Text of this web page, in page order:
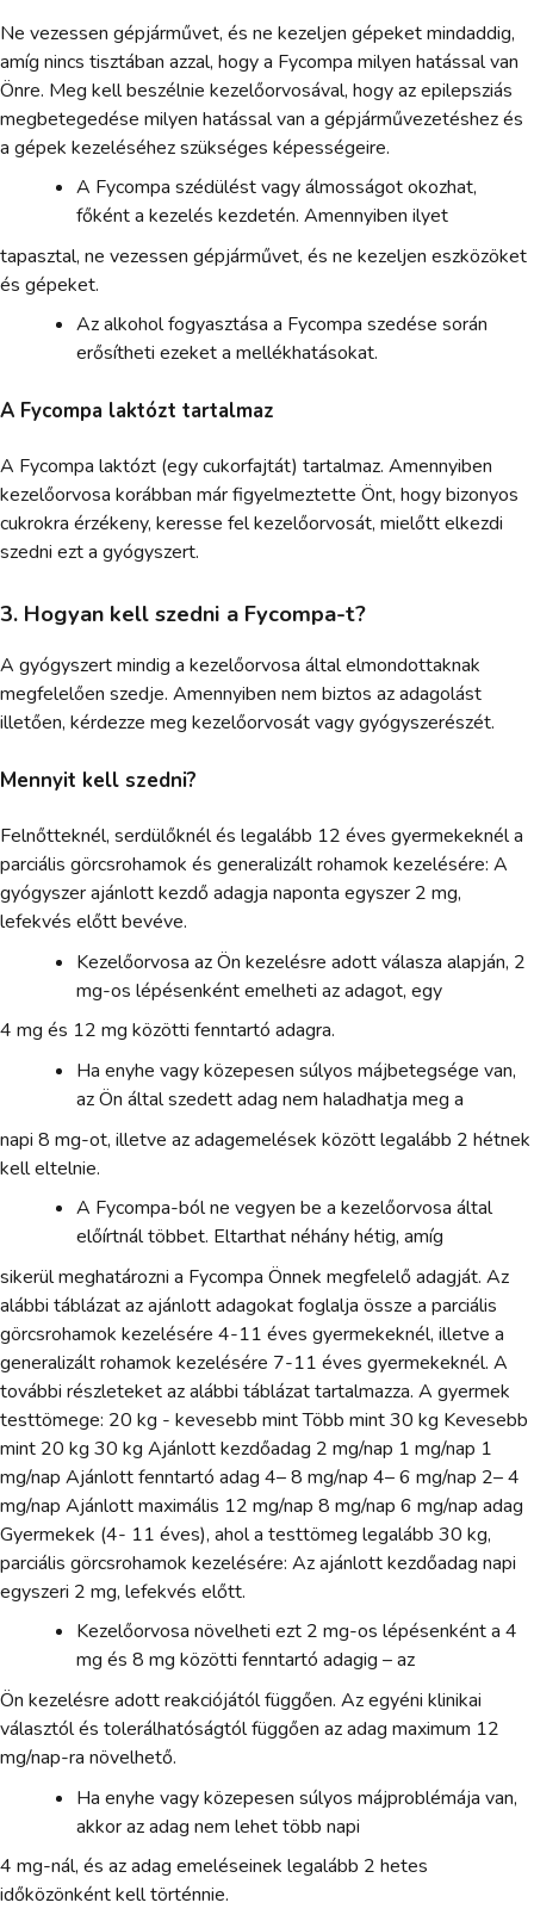
Ne vezessen gépjárművet, és ne kezeljen gépeket mindaddig,
amíg nincs tisztában azzal, hogy a Fycompa milyen hatással van
Önre. Meg kell beszélnie kezelőorvosával, hogy az epilepsziás
megbetegedése milyen hatással van a gépjárművezetéshez és
a gépek kezeléséhez szükséges képességeire.
A Fycompa szédülést vagy álmosságot okozhat,
főként a kezelés kezdetén. Amennyiben ilyet
tapasztal, ne vezessen gépjárművet, és ne kezeljen eszközöket
és gépeket.
Az alkohol fogyasztása a Fycompa szedése során
erősítheti ezeket a mellékhatásokat.
A Fycompa laktózt tartalmaz
A Fycompa laktózt (egy cukorfajtát) tartalmaz. Amennyiben
kezelőorvosa korábban már figyelmeztette Önt, hogy bizonyos
cukrokra érzékeny, keresse fel kezelőorvosát, mielőtt elkezdi
szedni ezt a gyógyszert.
3. Hogyan kell szedni a Fycompa-t?
A gyógyszert mindig a kezelőorvosa által elmondottaknak
megfelelően szedje. Amennyiben nem biztos az adagolást
illetően, kérdezze meg kezelőorvosát vagy gyógyszerészét.
Mennyit kell szedni?
Felnőtteknél, serdülőknél és legalább 12 éves gyermekeknél a
parciális görcsrohamok és generalizált rohamok kezelésére: A
gyógyszer ajánlott kezdő adagja naponta egyszer 2 mg,
lefekvés előtt bevéve.
Kezelőorvosa az Ön kezelésre adott válasza alapján, 2
mg-os lépésenként emelheti az adagot, egy
4 mg és 12 mg közötti fenntartó adagra.
Ha enyhe vagy közepesen súlyos májbetegsége van,
az Ön által szedett adag nem haladhatja meg a
napi 8 mg-ot, illetve az adagemelések között legalább 2 hétnek
kell eltelnie.
A Fycompa-ból ne vegyen be a kezelőorvosa által
előírtnál többet. Eltarthat néhány hétig, amíg
sikerül meghatározni a Fycompa Önnek megfelelő adagját. Az
alábbi táblázat az ajánlott adagokat foglalja össze a parciális
görcsrohamok kezelésére 4-11 éves gyermekeknél, illetve a
generalizált rohamok kezelésére 7-11 éves gyermekeknél. A
további részleteket az alábbi táblázat tartalmazza. A gyermek
testtömege: 20 kg - kevesebb mint Több mint 30 kg Kevesebb
mint 20 kg 30 kg Ajánlott kezdőadag 2 mg/nap 1 mg/nap 1
mg/nap Ajánlott fenntartó adag 4– 8 mg/nap 4– 6 mg/nap 2– 4
mg/nap Ajánlott maximális 12 mg/nap 8 mg/nap 6 mg/nap adag
Gyermekek (4- 11 éves), ahol a testtömeg legalább 30 kg,
parciális görcsrohamok kezelésére: Az ajánlott kezdőadag napi
egyszeri 2 mg, lefekvés előtt.
Kezelőorvosa növelheti ezt 2 mg-os lépésenként a 4
mg és 8 mg közötti fenntartó adagig – az
Ön kezelésre adott reakciójától függően. Az egyéni klinikai
választól és tolerálhatóságtól függően az adag maximum 12
mg/nap-ra növelhető.
Ha enyhe vagy közepesen súlyos májproblémája van,
akkor az adag nem lehet több napi
4 mg-nál, és az adag emeléseinek legalább 2 hetes
időközönként kell történnie.